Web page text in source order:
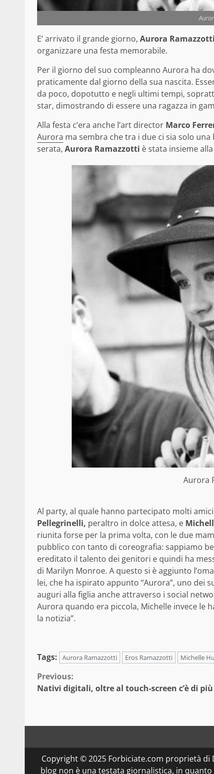
E’ arrivato il grande giorno, Aurora Ramazzotti
organizzare una festa memorabile.
Per il giorno del suo compleanno Aurora ha
praticamente dal giorno della sua nascita.
da poco, dopotutto e negli ultimi tempi,
star, dimostrando di essere una ragazza in
Alla festa c’era anche l’art director Marco
Aurora ma sembra che tra i due ci sia solo
serata, Aurora Ramazzotti è stata insieme
Aurora
Al party, al quale hanno partecipato molti amici
Pellegrinelli, peraltro in dolce attesa, e
riunita forse per la prima volta, con le due
pubblico con tanto di coreografia: sappiamo
ereditato il talento dei genitori e quindi ha
di Marilyn Monroe. A questo si è aggiunto
lei, che ha ispirato appunto “Aurora”, uno dei
auguri alla figlia anche attraverso i social
Aurora quando era piccola, Michelle invece le
la notizia”.
Tags: Aurora Ramazzotti Eros Ramazzotti Michelle
Continue
Reading
Previous:
Nativi digitali, oltre al touch-screen c’è di più
Copyright © 2025 Forbiciate.com proprietà di
blog non è una testata giornalistica, in